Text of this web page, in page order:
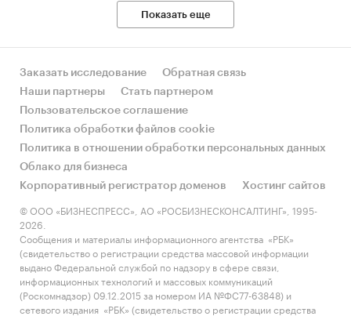
Показать еще
Заказать исследование
Обратная связь
Наши партнеры
Стать партнером
Пользовательское соглашение
Политика обработки файлов cookie
Политика в отношении обработки персональных данных
Облако для бизнеса
Корпоративный регистратор доменов
Хостинг сайтов
© ООО «БИЗНЕСПРЕСС», АО «РОСБИЗНЕСКОНСАЛТИНГ», 1995-
2026.
Сообщения и материалы информационного агентства «РБК»
(свидетельство о регистрации средства массовой информации
выдано Федеральной службой по надзору в сфере связи,
информационных технологий и массовых коммуникаций
(Роскомнадзор) 09.12.2015 за номером ИА №ФС77-63848) и
сетевого издания «РБК» (свидетельство о регистрации средства